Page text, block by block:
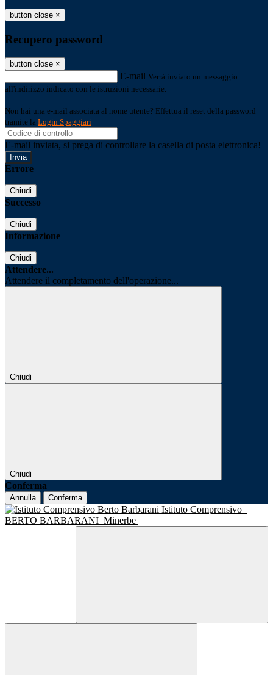
button close ×
Recupero password
button close ×
E-mail Verrà inviato un messaggio
all'indirizzo indicato con le istruzioni necessarie.
Non hai una e-mail associata al nome utente? Effettua il reset della password
tramite la Login Spaggiari
E-mail inviata, si prega di controllare la casella di posta elettronica!
Errore
Chiudi
Successo
Chiudi
Informazione
Chiudi
Attendere...
Attendere il completamento dell'operazione...
Chiudi
Chiudi
Conferma
Annulla Conferma
Istituto Comprensivo
BERTO BARBARANI Minerbe